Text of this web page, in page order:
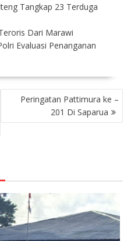
Tangkap 23 Terduga
Dari Marawi
Evaluasi Penanganan
Peringatan Pattimura ke –
201 Di Saparua